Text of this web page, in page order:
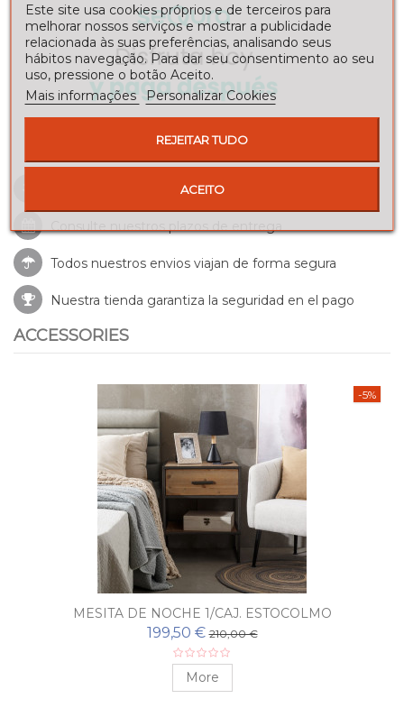
Envíos a toda la península
Consulte nuestrosplazos de entrega
Todos nuestros envios viajan de forma segura
Nuestra tienda garantiza la seguridad en el pago
ACCESSORIES
-5%
MESITA DE NOCHE 1/CAJ. ESTOCOLMO
199,50 €210,00 €
More
Este site usa cookies próprios e de terceiros para
melhorar nossos serviços e mostrar a publicidade
relacionada às suas preferências, analisando seus
hábitos navegação. Para dar seu consentimento ao seu
uso, pressione o botão Aceito.
Mais informações Personalizar Cookies
REJEITAR TUDO
ACEITO